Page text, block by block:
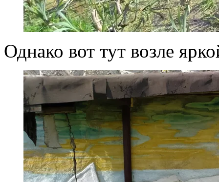
Однако вот тут возле